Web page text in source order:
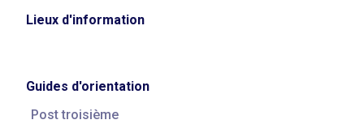
Lieux d'information
Guides d'orientation
Post troisième